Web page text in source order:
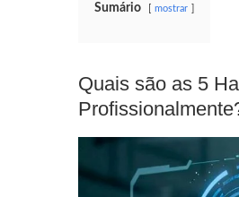
Sumário mostrar
Quais são as 5